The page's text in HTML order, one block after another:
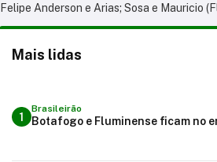
Felipe Anderson e Arias; Sosa e Mauricio
Mais lidas
1
Brasileirão
Botafogo e Fluminense ficam no